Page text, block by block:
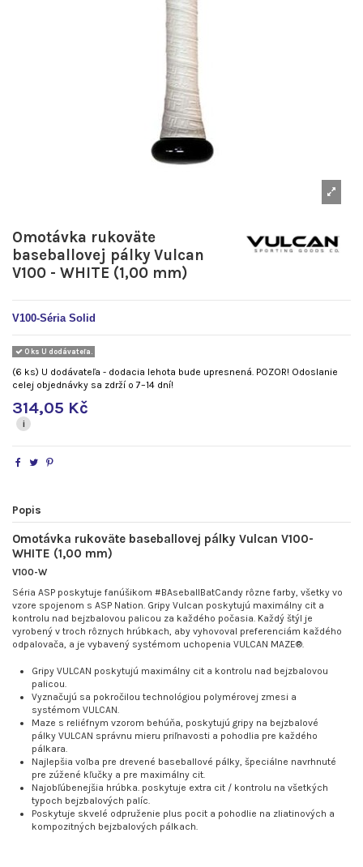
Omotávka rukoväte
baseballovej pálky Vulcan
V100 - WHITE (1,00 mm)
V100-Séria Solid
0 ks U dodávateľa.
(6 ks) U dodávateľa - dodacia lehota bude upresnená. POZOR! Odoslanie
celej objednávky sa zdrží o 7–14 dní!
314,05 Kč
i
Popis
Omotávka rukoväte baseballovej pálky Vulcan V100-
WHITE (1,00 mm)
V100-W
Séria ASP poskytuje fanúšikom #BAseballBatCandy rôzne farby, všetky vo
vzore spojenom s ASP Nation. Gripy Vulcan poskytujú maximálny cit a
kontrolu nad bejzbalovou palicou za každého počasia. Každý štýl je
vyrobený v troch rôznych hrúbkach, aby vyhovoval preferenciám každého
odpalovača, a je vybavený systémom uchopenia VULCAN MAZE®.
Gripy VULCAN poskytujú maximálny cit a kontrolu nad bejzbalovou
palicou.
Vyznačujú sa pokročilou technológiou polymérovej zmesi a
systémom VULCAN.
Maze s reliéfnym vzorom behúňa, poskytujú gripy na bejzbalové
pálky VULCAN správnu mieru priľnavosti a pohodlia pre každého
pálkara.
Najlepšia voľba pre drevené baseballové pálky, špeciálne navrhnuté
pre zúžené kľučky a pre maximálny cit.
Najobľúbenejšia hrúbka. poskytuje extra cit / kontrolu na všetkých
typoch bejzbalových palíc.
Poskytuje skvelé odpruženie plus pocit a pohodlie na zliatinových a
kompozitných bejzbalových pálkach.